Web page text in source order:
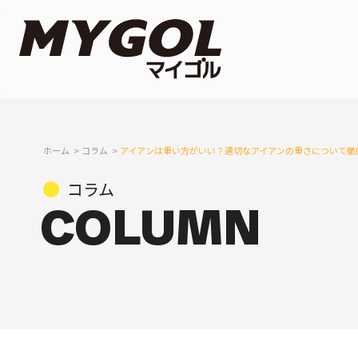
ホーム コラム アイアンは重い方がいい？適切なアイアンの重さについて
コラム